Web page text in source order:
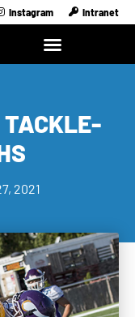
Instagram Intranet
TACKLE-
2021